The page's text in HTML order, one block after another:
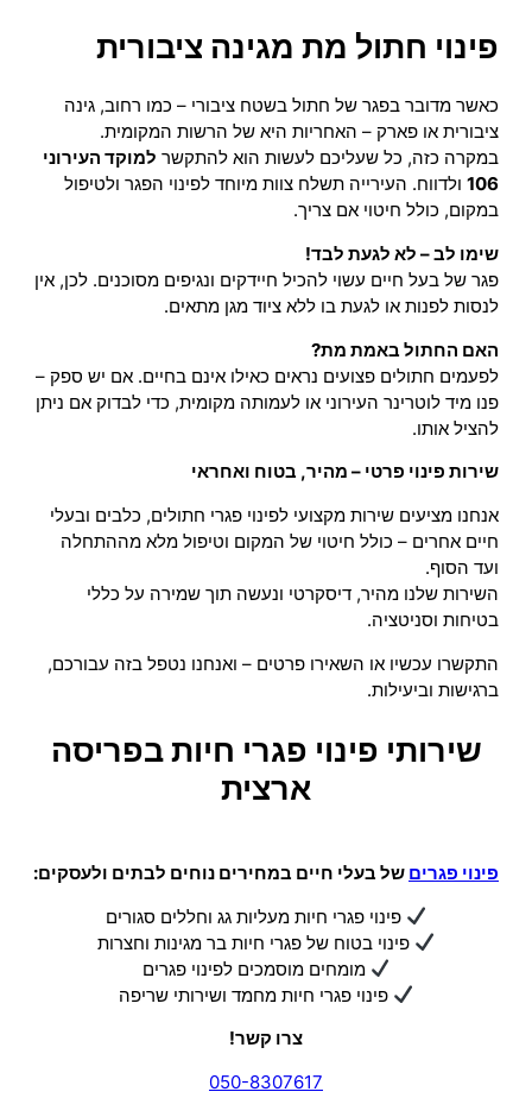
פינוי חתול מת מגינה ציבורית
כאשר מדובר בפגר של חתול בשטח ציבורי – כמו רחוב, גינה
ציבורית או פארק – האחריות היא של הרשות המקומית.
במקרה כזה, כל שעליכם לעשות הוא להתקשר למוקד העירוני
106 ולדווח. העירייה תשלח צוות מיוחד לפינוי הפגר ולטיפול
במקום, כולל חיטוי אם צריך.
שימו לב – לא לגעת לבד!
פגר של בעל חיים עשוי להכיל חיידקים ונגיפים מסוכנים. לכן, אין
לנסות לפנות או לגעת בו ללא ציוד מגן מתאים.
האם החתול באמת מת?
לפעמים חתולים פצועים נראים כאילו אינם בחיים. אם יש ספק –
פנו מיד לוטרינר העירוני או לעמותה מקומית, כדי לבדוק אם ניתן
להציל אותו.
שירות פינוי פרטי – מהיר, בטוח ואחראי
אנחנו מציעים שירות מקצועי לפינוי פגרי חתולים, כלבים ובעלי
חיים אחרים – כולל חיטוי של המקום וטיפול מלא מההתחלה
ועד הסוף.
השירות שלנו מהיר, דיסקרטי ונעשה תוך שמירה על כללי
בטיחות וסניטציה.
התקשרו עכשיו או השאירו פרטים – ואנחנו נטפל בזה עבורכם,
ברגישות וביעילות.
שירותי פינוי פגרי חיות בפריסה
ארצית
פינוי פגרים של בעלי חיים במחירים נוחים לבתים ולעסקים:
פינוי פגרי חיות מעליות גג וחללים סגורים
פינוי בטוח של פגרי חיות בר מגינות וחצרות
מומחים מוסמכים לפינוי פגרים
פינוי פגרי חיות מחמד ושירותי שריפה
צרו קשר!
050-8307617